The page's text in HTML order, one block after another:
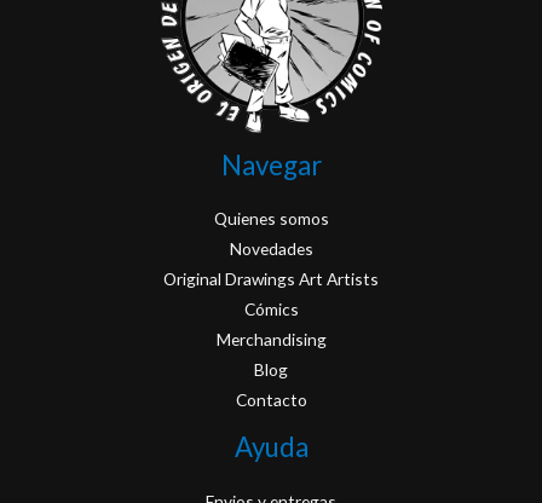
Navegar
Quienes somos
Novedades
Original Drawings Art Artists
Cómics
Merchandising
Blog
Contacto
Ayuda